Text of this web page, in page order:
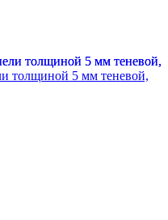
толщиной 5 мм теневой,